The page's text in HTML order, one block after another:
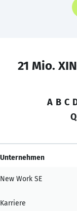
21 Mio.
A B C
Q
Unternehmen
New Work SE
Karriere